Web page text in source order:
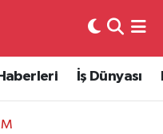
İş Dünyası